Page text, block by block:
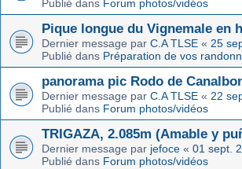
Publié dans Forum photos/vidéos
Pique longue du Vignemale en
Dernier message par C.A TLSE « 25
Publié dans Préparation de vos
panorama pic Rodo de
Dernier message par C.A TLSE « 22
Publié dans Forum photos/vidéos
TRIGAZA, 2.085m (Amable y
Dernier message par jefoce « 01 sept.
Publié dans Forum photos/vidéos